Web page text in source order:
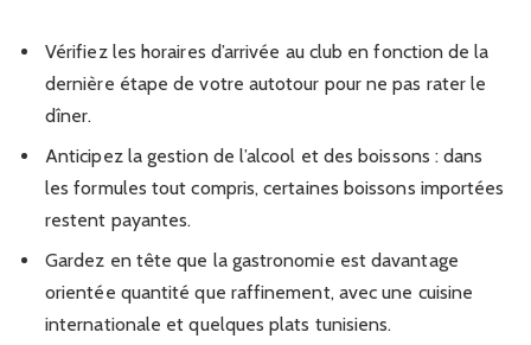
Vérifiez les horaires d’arrivée au club en fonction de la
dernière étape de votre autotour pour ne pas rater le
dîner.
Anticipez la gestion de l’alcool et des boissons : dans
les formules tout compris, certaines boissons importées
restent payantes.
Gardez en tête que la gastronomie est davantage
orientée quantité que raffinement, avec une cuisine
internationale et quelques plats tunisiens.